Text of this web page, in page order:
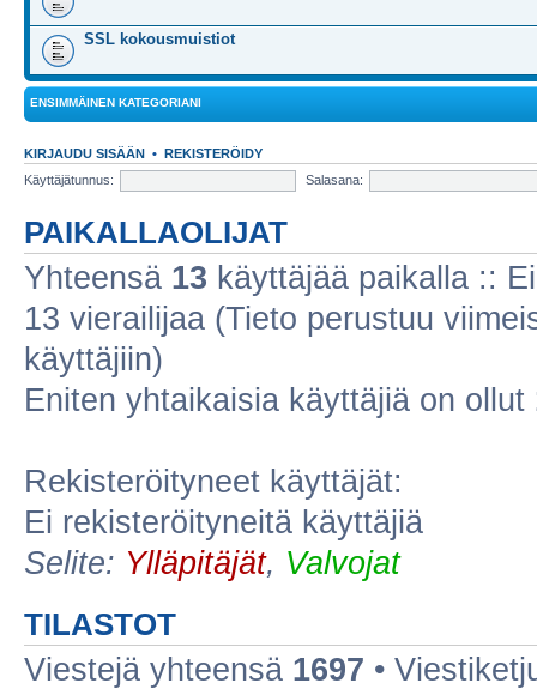
SSL kokousmuistiot
ENSIMMÄINEN KATEGORIANI
KIRJAUDU SISÄÄN • REKISTERÖIDY
Käyttäjätunnus:
Salasana:
PAIKALLAOLIJAT
Yhteensä 13 käyttäjää paikalla ::
13 vierailijaa (Tieto perustuu
käyttäjiin)
Eniten yhtaikaisia käyttäjiä on ollut
Rekisteröityneet käyttäjät:
Ei rekisteröityneitä käyttäjiä
Selite: Ylläpitäjät, Valvojat
TILASTOT
Viestejä yhteensä 1697 •